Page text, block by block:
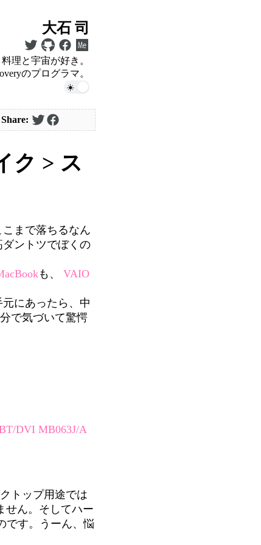
大石 司
理と宇宙が好き。
のプログラマ。
Share:
ク > ス
まで落ちるなん
ントツでぼくの
も、 VAIO
にあったら、中
で気づいて驚愕
DVI MB063J/A
トップ用途では
せん。そしてハー
です。うーん、悩